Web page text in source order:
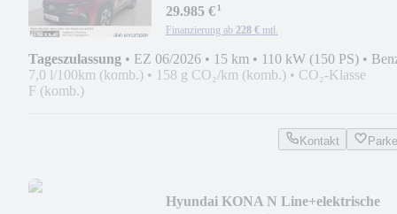
29.985 €¹
Finanzierung ab 228 € mtl.
Tageszulassung • EZ 06/2026 • 15 km • 110 kW (150 PS) •
7,0 l/100km (komb.) • 158 g CO₂/km (komb.) • CO₂-Klasse
F (komb.)
Kontakt
Hyundai KONA N Line+elektrische